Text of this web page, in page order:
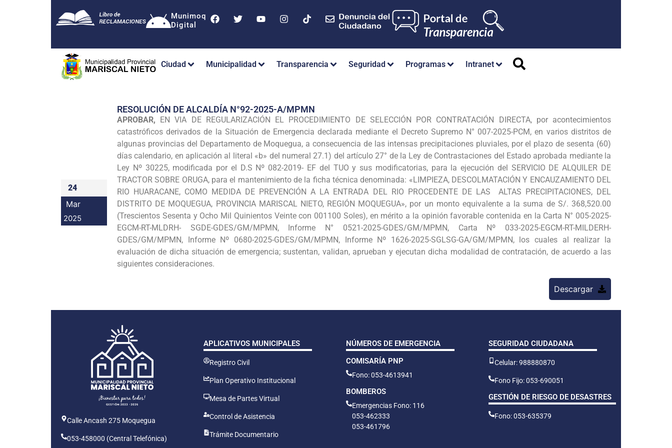
Munimoq
Digital
Ciudad Municipalidad Transparencia Seguridad Programas Intranet
24
Mar
2025
RESOLUCIÓN DE ALCALDÍA N°92-2025-A/MPMN
APROBAR, EN VIA DE REGULARIZACIÓN EL PROCEDIMIENTO DE SELECCIÓN POR CONTRATACIÓN DIRECTA, por acontecimientos
catastróficos derivados de la Situación de Emergencia declarada mediante el Decreto Supremo N° 007-2025-PCM, en varios distritos de
algunas provincias del Departamento de Moquegua, a consecuencia de las intensas precipitaciones pluviales, por el plazo de sesenta (60)
días calendario, en aplicación al literal «b» del numeral 27.1) del artículo 27° de la Ley de Contrastaciones del Estado aprobada mediante la
Ley Nº 30225, modificada por el D.S Nº 082-2019- EF del TUO y sus modificatorias, para la ejecución del SERVICIO DE ALQUILER DE
TRACTOR SOBRE ORUGA, para el mantenimiento de la ficha técnica denominada: «LIMPIEZA, DESCOLMATACIÓN Y ENCAUZAMIENTO DEL
RIO HUARACANE, COMO MEDIDA DE PREVENCIÓN A LA ENTRADA DEL RIO PROCEDENTE DE LAS ALTAS PRECIPITACIONES, DEL
DISTRITO DE MOQUEGUA, PROVINCIA MARISCAL NIETO, REGIÓN MOQUEGUA», por un monto equivalente a la suma de S/. 368,520.00
(Trescientos Sesenta y Ocho Mil Quinientos Veinte con 001100 Soles), en mérito a la opinión favorable contenida en la Carta N° 005-2025-
EGCM-RT-MLDRH- SGDE-GDES/GM/MPMN, Informe N° 0521-2025-GDES/GM/MPMN, Carta Nº 033-2025-EGCM-RT-MILDERH-
GDES/GM/MPMN, Informe Nº 0680-2025-GDES/GM/MPMN, Informe Nº 1626-2025-SGLSG-GA/GM/MPMN, los cuales al realizar la
evaluación de dicha situación de emergencia; sustentan, validan, aprueban y ejecutan dicha modalidad de contratación, de acuerdo a las
siguientes consideraciones.
Descargar
Calle Ancash 275 Moquegua
053-458000 (Central Telefónica)
APLICATIVOS MUNICIPALES
Registro Civil
Plan Operativo Institucional
Mesa de Partes Virtual
Control de Asistencia
Trámite Documentario
NÚMEROS DE EMERGENCIA
COMISARÍA PNP
Fono: 053-4613941
BOMBEROS
Emergencias Fono: 116
053-462333
053-461796
SEGURIDAD CIUDADANA
Celular: 988880870
Fono Fijo: 053-690051
GESTIÓN DE RIESGO DE DESASTRES
Fono: 053-635379